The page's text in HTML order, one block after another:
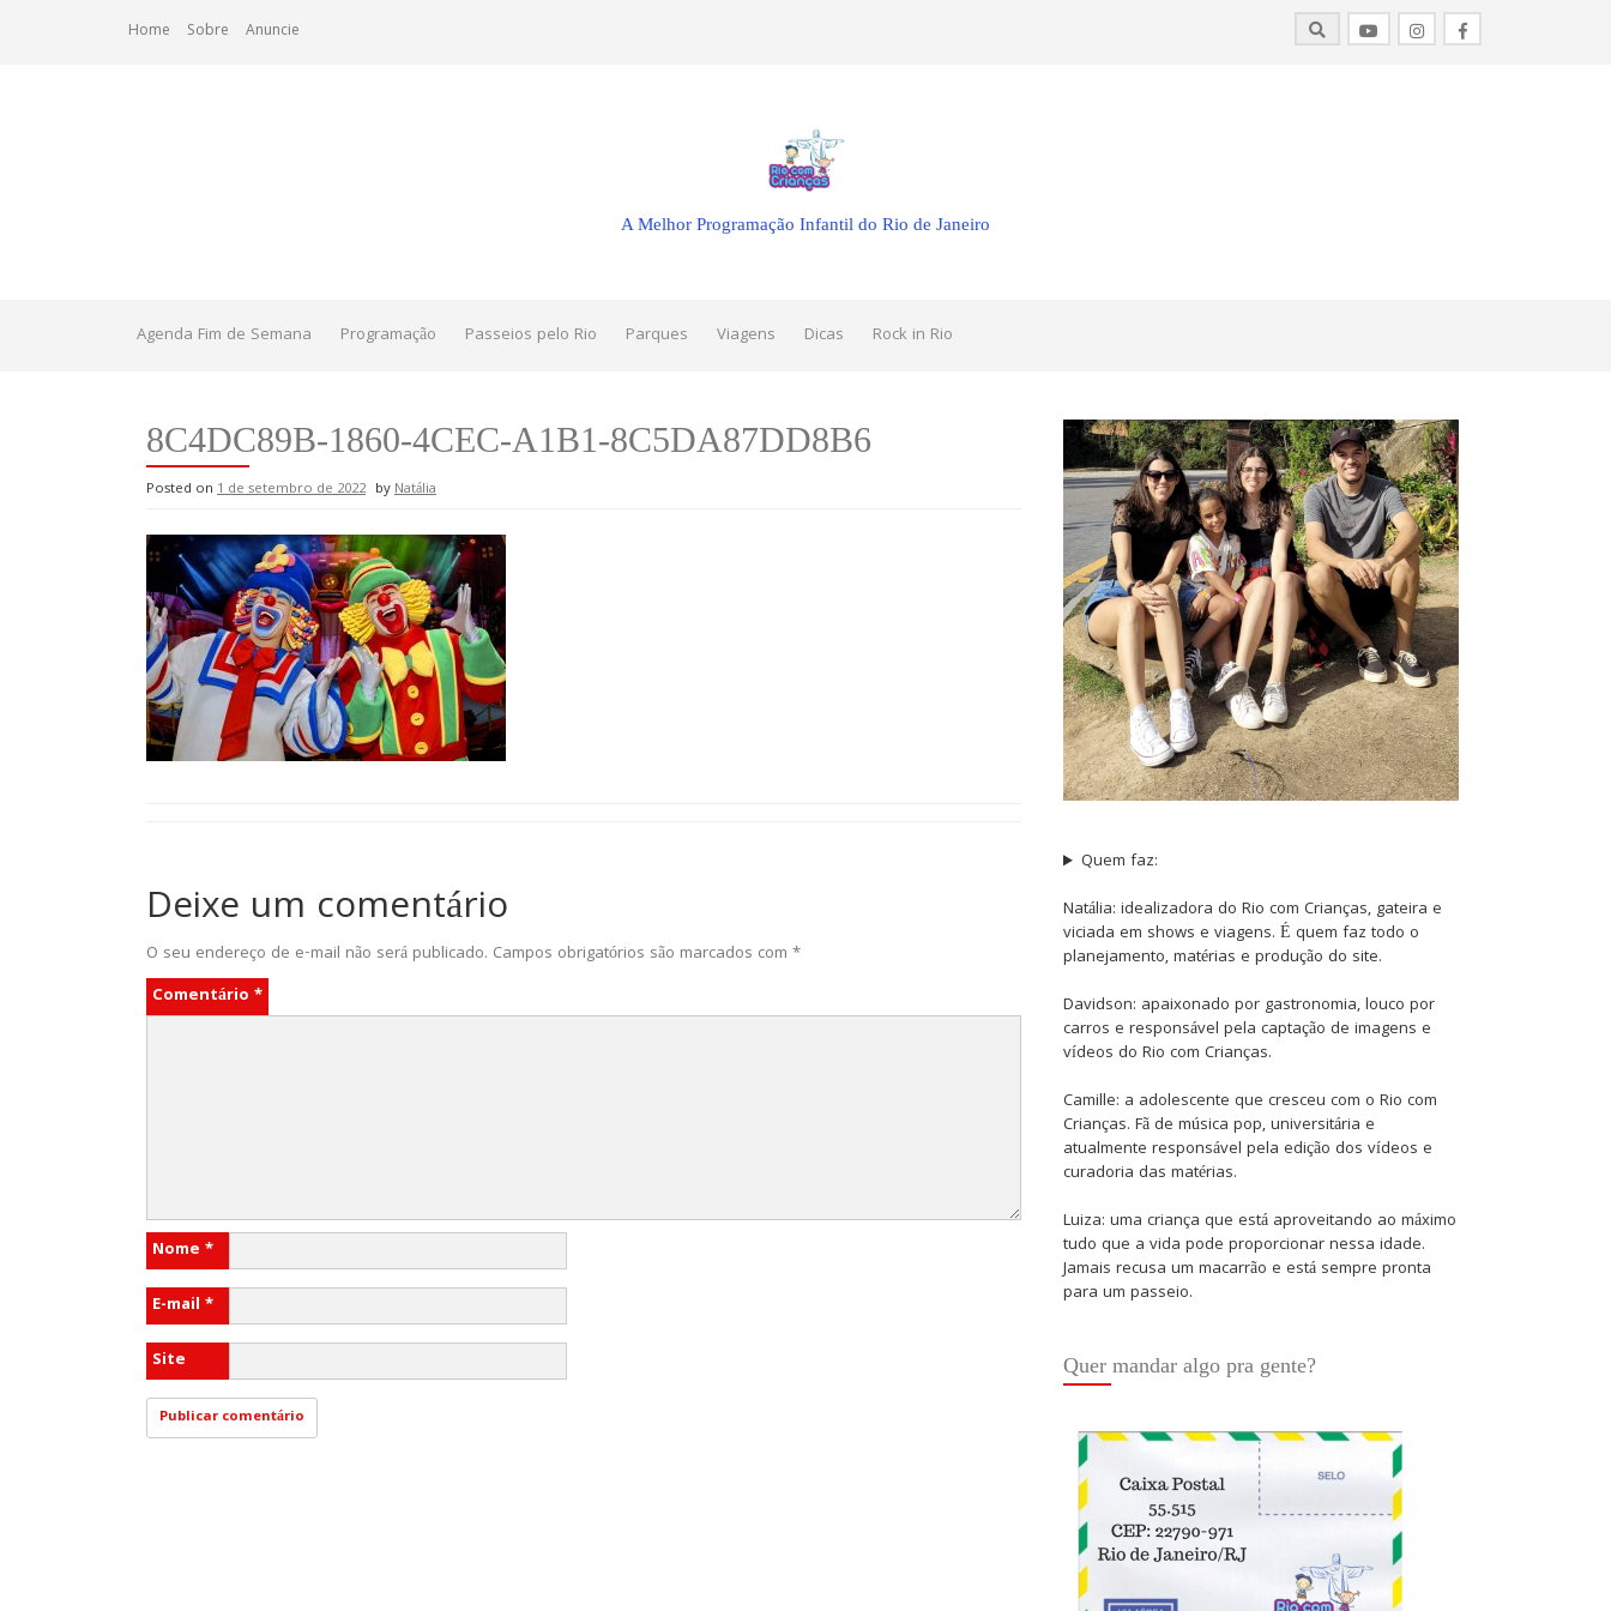
Home Sobre Anuncie
A Melhor Programação Infantil do Rio de Janeiro
Agenda Fim de Semana Programação Passeios pelo Rio Parques Viagens Dicas Rock in Rio
8C4DC89B-1860-4CEC-A1B1-8C5DA87DD8B6
Posted on 1 de setembro de 2022 byNatália
Deixe um comentário
O seu endereço de e-mail não será publicado. Campos obrigatórios são marcados com *
Comentário *
Nome *
E-mail *
Site
Quem faz:
Natália: idealizadora do Rio com Crianças, gateira e
viciada em shows e viagens. É quem faz todo o
planejamento, matérias e produção do site.
Davidson: apaixonado por gastronomia, louco por
carros e responsável pela captação de imagens e
vídeos do Rio com Crianças.
Camille: a adolescente que cresceu com o Rio com
Crianças. Fã de música pop, universitária e
atualmente responsável pela edição dos vídeos e
curadoria das matérias.
Luiza: uma criança que está aproveitando ao máximo
tudo que a vida pode proporcionar nessa idade.
Jamais recusa um macarrão e está sempre pronta
para um passeio.
Quer mandar algo pra gente?